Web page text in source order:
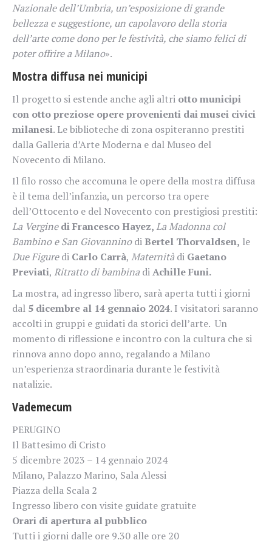
Nazionale dell’Umbria, un’esposizione di grande
bellezza e suggestione, un capolavoro della storia
dell’arte come dono per le festività, che siamo felici di
poter offrire a Milano».
Mostra diffusa nei municipi
Il progetto si estende anche agli altri otto municipi
con otto preziose opere provenienti dai musei civici
milanesi. Le biblioteche di zona ospiteranno prestiti
dalla Galleria d’Arte Moderna e dal Museo del
Novecento di Milano.
Il filo rosso che accomuna le opere della mostra diffusa
è il tema dell’infanzia, un percorso tra opere
dell’Ottocento e del Novecento con prestigiosi prestiti:
La Verginedi Francesco Hayez,La Madonna col
Bambino e San GiovanninodiBertel Thorvaldsen, le
Due Figuredi Carlo Carrà, Maternità di Gaetano
Previati, Ritratto di bambina diAchille Funi.
La mostra, ad ingresso libero, sarà aperta tutti i giorni
dal 5 dicembre al 14 gennaio 2024. I visitatori saranno
accolti in gruppi e guidati da storici dell’arte. Un
momento di riflessione e incontro con la cultura che si
rinnova anno dopo anno, regalando a Milano
un’esperienza straordinaria durante le festività
natalizie.
Vademecum
PERUGINO
Il Battesimo di Cristo
5 dicembre 2023 – 14 gennaio 2024
Milano, Palazzo Marino, Sala Alessi
Piazza della Scala 2
Ingresso libero con visite guidate gratuite
Orari di apertura al pubblico
Tutti i giorni dalle ore 9.30 alle ore 20